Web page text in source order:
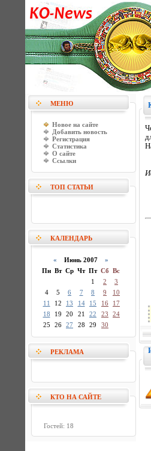
МЕНЮ
Новое на сайте
Добавить новость
Регистрация
Статистика
О сайте
Ссылки
ТОП СТАТЬИ
КАЛЕНДАРЬ
« Июнь 2007 »
Пн Вт Ср Чт Пт Сб Вс
1
2
3
4
5 6 7 8 9
10
11
12 13 14 15 16
17
18
19 20 21 22 23
24
25
26 27 28 29 30
РЕКЛАМА
КТО НА САЙТЕ
Гостей: 18